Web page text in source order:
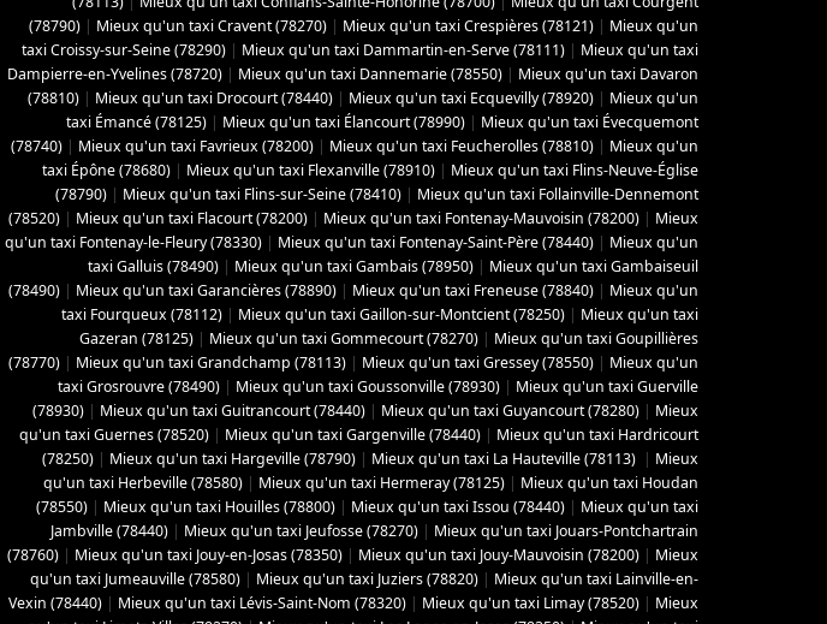
(78790) | Mieux qu'un taxi Cravent (78270) | Mieux qu'un taxi Crespières (78121) | Mieux qu'un
taxi Croissy-sur-Seine (78290) | Mieux qu'un taxi Dammartin-en-Serve (78111) | Mieux qu'un taxi
Dampierre-en-Yvelines (78720) | Mieux qu'un taxi Dannemarie (78550) | Mieux qu'un taxi Davaron
(78810) | Mieux qu'un taxi Drocourt (78440) | Mieux qu'un taxi Ecquevilly (78920) | Mieux qu'un
taxi Émancé (78125) | Mieux qu'un taxi Élancourt (78990) | Mieux qu'un taxi Évecquemont
(78740) | Mieux qu'un taxi Favrieux (78200) | Mieux qu'un taxi Feucherolles (78810) | Mieux qu'un
taxi Épône (78680) | Mieux qu'un taxi Flexanville (78910) | Mieux qu'un taxi Flins-Neuve-Église
(78790) | Mieux qu'un taxi Flins-sur-Seine (78410) | Mieux qu'un taxi Follainville-Dennemont
(78520) | Mieux qu'un taxi Flacourt (78200) | Mieux qu'un taxi Fontenay-Mauvoisin (78200) | Mieux
qu'un taxi Fontenay-le-Fleury (78330) | Mieux qu'un taxi Fontenay-Saint-Père (78440) | Mieux qu'un
taxi Galluis (78490) | Mieux qu'un taxi Gambais (78950) | Mieux qu'un taxi Gambaiseuil
(78490) | Mieux qu'un taxi Garancières (78890) | Mieux qu'un taxi Freneuse (78840) | Mieux qu'un
taxi Fourqueux (78112) | Mieux qu'un taxi Gaillon-sur-Montcient (78250) | Mieux qu'un taxi
Gazeran (78125) | Mieux qu'un taxi Gommecourt (78270) | Mieux qu'un taxi Goupillières
(78770) | Mieux qu'un taxi Grandchamp (78113) | Mieux qu'un taxi Gressey (78550) | Mieux qu'un
taxi Grosrouvre (78490) | Mieux qu'un taxi Goussonville (78930) | Mieux qu'un taxi Guerville
(78930) | Mieux qu'un taxi Guitrancourt (78440) | Mieux qu'un taxi Guyancourt (78280) | Mieux
qu'un taxi Guernes (78520) | Mieux qu'un taxi Gargenville (78440) | Mieux qu'un taxi Hardricourt
(78250) | Mieux qu'un taxi Hargeville (78790) | Mieux qu'un taxi La Hauteville (78113) | Mieux
qu'un taxi Herbeville (78580) | Mieux qu'un taxi Hermeray (78125) | Mieux qu'un taxi Houdan
(78550) | Mieux qu'un taxi Houilles (78800) | Mieux qu'un taxi Issou (78440) | Mieux qu'un taxi
Jambville (78440) | Mieux qu'un taxi Jeufosse (78270) | Mieux qu'un taxi Jouars-Pontchartrain
(78760) | Mieux qu'un taxi Jouy-en-Josas (78350) | Mieux qu'un taxi Jouy-Mauvoisin (78200) | Mieux
qu'un taxi Jumeauville (78580) | Mieux qu'un taxi Juziers (78820) | Mieux qu'un taxi Lainville-en-
Vexin (78440) | Mieux qu'un taxi Lévis-Saint-Nom (78320) | Mieux qu'un taxi Limay (78520) | Mieux